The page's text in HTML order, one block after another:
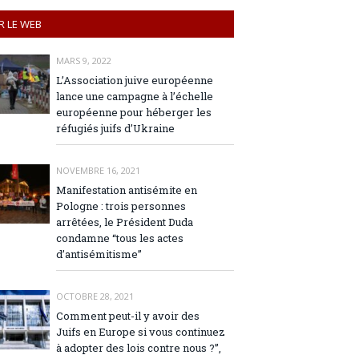
LE WEB
MARS 9, 2022
L’Association juive européenne
lance une campagne à l’échelle
européenne pour héberger les
réfugiés juifs d’Ukraine
NOVEMBRE 16, 2021
Manifestation antisémite en
Pologne : trois personnes
arrêtées, le Président Duda
condamne “tous les actes
d’antisémitisme”
OCTOBRE 28, 2021
Comment peut-il y avoir des
Juifs en Europe si vous continuez
à adopter des lois contre nous ?”,